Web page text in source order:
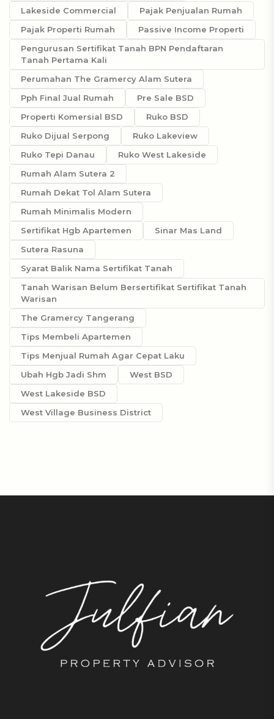
Lakeside Commercial
Pajak Penjualan Rumah
Pajak Properti Rumah
Passive Income Properti
Pengurusan Sertifikat Tanah BPN Pendaftaran
Tanah Pertama Kali
Perumahan The Gramercy Alam Sutera
Pph Final Jual Rumah
Pre Sale BSD
Properti Komersial BSD
Ruko BSD
Ruko Dijual Serpong
Ruko Lakeview
Ruko Tepi Danau
Ruko West Lakeside
Rumah Alam Sutera 2
Rumah Dekat Tol Alam Sutera
Rumah Minimalis Modern
Sertifikat Hgb Apartemen
Sinar Mas Land
Sutera Rasuna
Syarat Balik Nama Sertifikat Tanah
Tanah Warisan Belum Bersertifikat Sertifikat Tanah
Warisan
The Gramercy Tangerang
Tips Membeli Apartemen
Tips Menjual Rumah Agar Cepat Laku
Ubah Hgb Jadi Shm
West BSD
West Lakeside BSD
West Village Business District